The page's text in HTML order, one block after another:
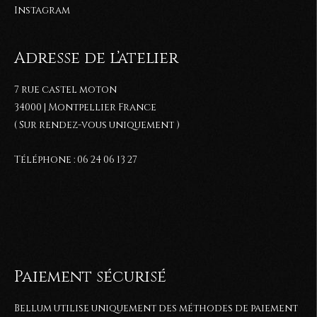
Instagram
Adresse de l’atelier
7 rue castel moton
34000 | Montpellier France
( Sur rendez-vous uniquement )
Téléphone : 06 24 06 13 27
Paiement sécurisé
Bellum utilise uniquement des méthodes de paiement